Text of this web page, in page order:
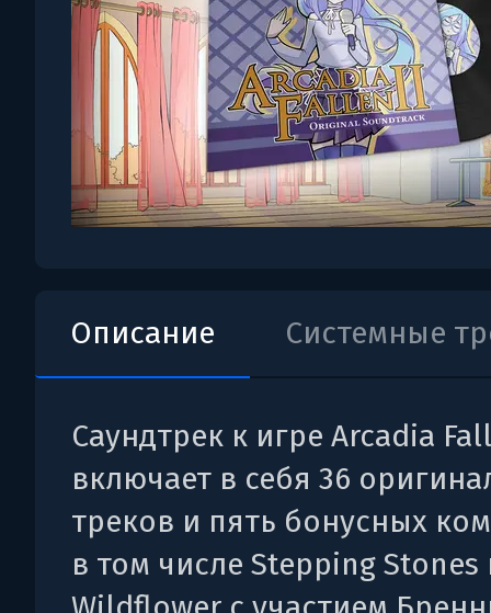
Описание Системные
Саундтрек к игре Arcadia
включает в себя 36
треков и пять бонусных
в том числе Stepping